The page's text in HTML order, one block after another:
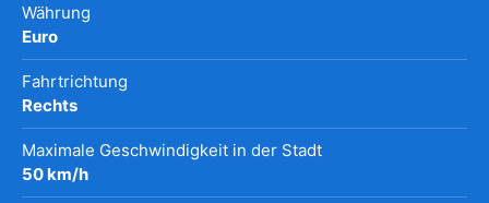
Währung
Euro
Fahrtrichtung
Rechts
Maximale Geschwindigkeit in der Stadt
50 km/h